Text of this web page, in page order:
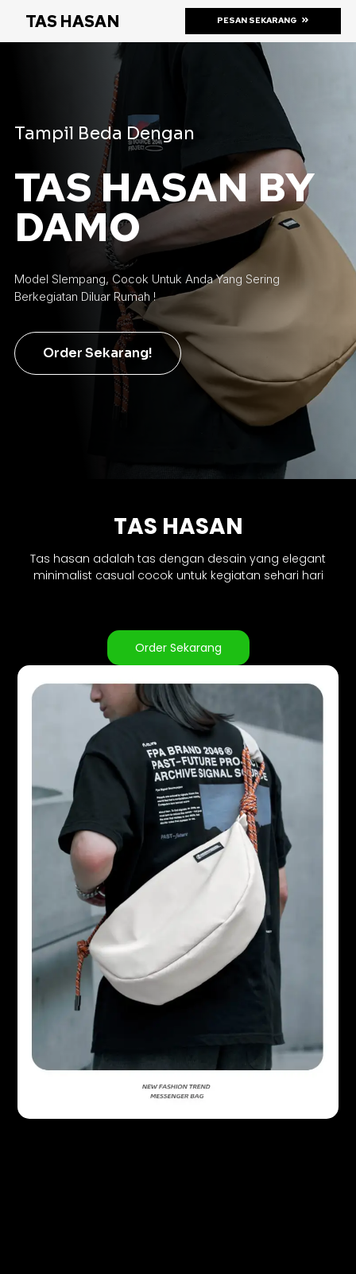
TAS HASAN PESAN SEKARANG
Tampil Beda Dengan
TAS HASAN BY
DAMO
Model Slempang, Cocok Untuk Anda Yang Sering
Berkegiatan Diluar Rumah !
Order Sekarang!
TAS HASAN
Tas hasan adalah tas dengan desain yang elegant
minimalist casual cocok untuk kegiatan sehari hari
Order Sekarang